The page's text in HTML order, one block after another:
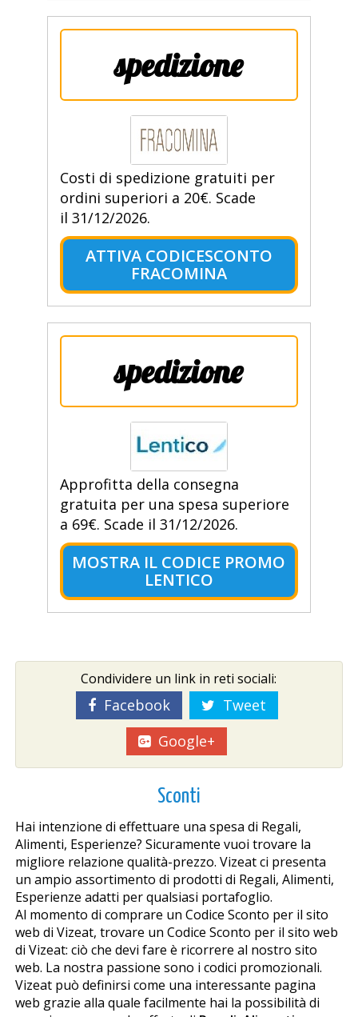
spedizione
Costi di spedizione gratuiti per
ordini superiori a 20€. Scade
il 31/12/2026.
ATTIVA CODICESCONTO
FRACOMINA
spedizione
Approfitta della consegna
gratuita per una spesa superiore
a 69€. Scade il 31/12/2026.
MOSTRA IL CODICE PROMO
LENTICO
Condividere un link in reti sociali:
Facebook
Tweet
Google+
Sconti
Hai intenzione di effettuare una spesa di Regali,
Alimenti, Esperienze? Sicuramente vuoi trovare la
migliore relazione qualità-prezzo. Vizeat ci presenta
un ampio assortimento di prodotti di Regali, Alimenti,
Esperienze adatti per qualsiasi portafoglio.
Al momento di comprare un Codice Sconto per il sito
web di Vizeat, trovare un Codice Sconto per il sito web
di Vizeat: ciò che devi fare è ricorrere al nostro sito
web. La nostra passione sono i codici promozionali.
Vizeat può definirsi come una interessante pagina
web grazie alla quale facilmente hai la possibilità di